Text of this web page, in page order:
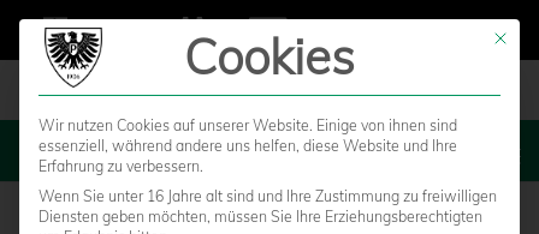
MENU
Mit
Cookies
Wir nutzen Cookies auf unserer Website. Einige von ihnen sind
essenziell, während andere uns helfen, diese Website und Ihre
Erfahrung zu verbessern.
Wenn Sie unter 16 Jahre alt sind und Ihre Zustimmung zu freiwilligen
Diensten geben möchten, müssen Sie Ihre Erziehungsberechtigten